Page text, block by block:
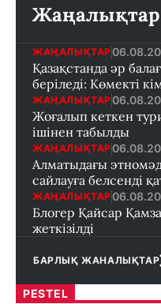
Жаңалықтар
ЖАҢАЛЫҚТАР
Қазақстанда әр
беріледі: Көмекті
ЖАҢАЛЫҚТАР
Жоғалып кеткен
ішінен табылды
ЖАҢАЛЫҚТАР
Алматыдағы
сайлауға белсенді
ЖАҢАЛЫҚТАР
Блогер Қайсар
жеткізілді
БАРЛЫҚ ЖАНАЛЫҚТАР
PESTEL